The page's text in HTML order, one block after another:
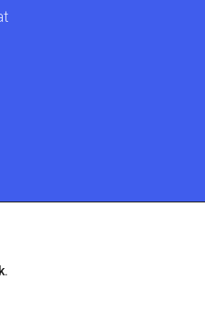
• Minden jog fenntartva!